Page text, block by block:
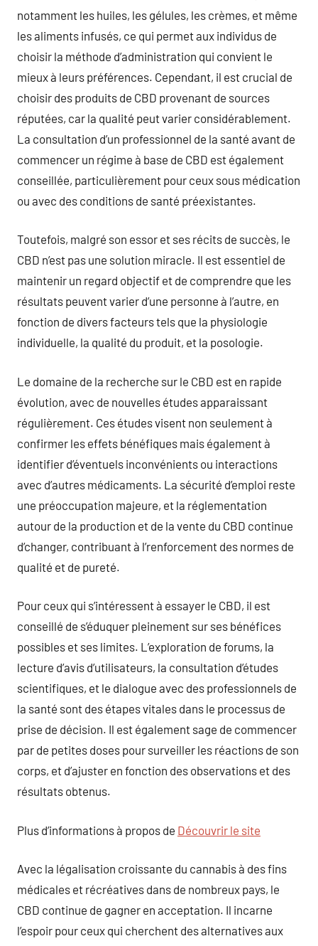
notamment les huiles, les gélules, les crèmes, et même
les aliments infusés, ce qui permet aux individus de
choisir la méthode d’administration qui convient le
mieux à leurs préférences. Cependant, il est crucial de
choisir des produits de CBD provenant de sources
réputées, car la qualité peut varier considérablement.
La consultation d’un professionnel de la santé avant de
commencer un régime à base de CBD est également
conseillée, particulièrement pour ceux sous médication
ou avec des conditions de santé préexistantes.
Toutefois, malgré son essor et ses récits de succès, le
CBD n’est pas une solution miracle. Il est essentiel de
maintenir un regard objectif et de comprendre que les
résultats peuvent varier d’une personne à l’autre, en
fonction de divers facteurs tels que la physiologie
individuelle, la qualité du produit, et la posologie.
Le domaine de la recherche sur le CBD est en rapide
évolution, avec de nouvelles études apparaissant
régulièrement. Ces études visent non seulement à
confirmer les effets bénéfiques mais également à
identifier d’éventuels inconvénients ou interactions
avec d’autres médicaments. La sécurité d’emploi reste
une préoccupation majeure, et la réglementation
autour de la production et de la vente du CBD continue
d’changer, contribuant à l’renforcement des normes de
qualité et de pureté.
Pour ceux qui s’intéressent à essayer le CBD, il est
conseillé de s’éduquer pleinement sur ses bénéfices
possibles et ses limites. L’exploration de forums, la
lecture d’avis d’utilisateurs, la consultation d’études
scientifiques, et le dialogue avec des professionnels de
la santé sont des étapes vitales dans le processus de
prise de décision. Il est également sage de commencer
par de petites doses pour surveiller les réactions de son
corps, et d’ajuster en fonction des observations et des
résultats obtenus.
Plus d’informations à propos de Découvrir le site
Avec la légalisation croissante du cannabis à des fins
médicales et récréatives dans de nombreux pays, le
CBD continue de gagner en acceptation. Il incarne
l’espoir pour ceux qui cherchent des alternatives aux